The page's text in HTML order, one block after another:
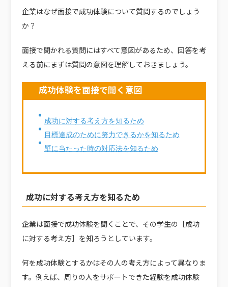
企業はなぜ面接で成功体験について質問するのでしょう
か？
面接で聞かれる質問にはすべて意図があるため、回答を考
える前にまずは質問の意図を理解しておきましょう。
成功体験を面接で聞く意図
成功に対する考え方を知るため
目標達成のために努力できるかを知るため
壁に当たった時の対応法を知るため
成功に対する考え方を知るため
企業は面接で成功体験を聞くことで、その学生の［成功
に対する考え方］を知ろうとしています。
何を成功体験とするかはその人の考え方によって異なりま
す。例えば、周りの人をサポートできた経験を成功体験